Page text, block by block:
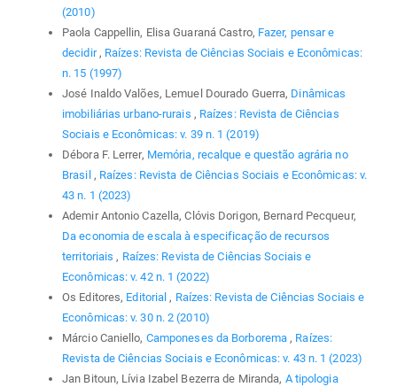
(2010)
Paola Cappellin, Elisa Guaraná Castro, Fazer, pensar e
decidir, Raízes: Revista de Ciências Sociais e Econômicas:
n. 15 (1997)
José Inaldo Valões, Lemuel Dourado Guerra, Dinâmicas
imobiliárias urbano-rurais , Raízes: Revista de Ciências
Sociais e Econômicas: v. 39 n. 1 (2019)
Débora F. Lerrer, Memória, recalque e questão agrária no
Brasil , Raízes: Revista de Ciências Sociais e Econômicas: v.
43 n. 1 (2023)
Ademir Antonio Cazella, Clóvis Dorigon, Bernard Pecqueur,
Da economia de escala à especificação de recursos
territoriais, Raízes: Revista de Ciências Sociais e
Econômicas: v. 42 n. 1 (2022)
Os Editores, Editorial, Raízes: Revista de Ciências Sociais e
Econômicas: v. 30 n. 2 (2010)
Márcio Caniello, Camponeses da Borborema, Raízes:
Revista de Ciências Sociais e Econômicas: v. 43 n. 1 (2023)
Jan Bitoun, Lívia Izabel Bezerra de Miranda, A tipologia